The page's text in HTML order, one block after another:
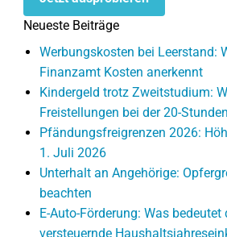
Neueste Beiträge
Werbungskosten bei Leerstand:
Finanzamt Kosten anerkennt
Kindergeld trotz Zweitstudium:
Freistellungen bei der 20-
Pfändungsfreigrenzen 2026:
1. Juli 2026
Unterhalt an Angehörige:
beachten
E-Auto-Förderung: Was bedeutet
versteuernde